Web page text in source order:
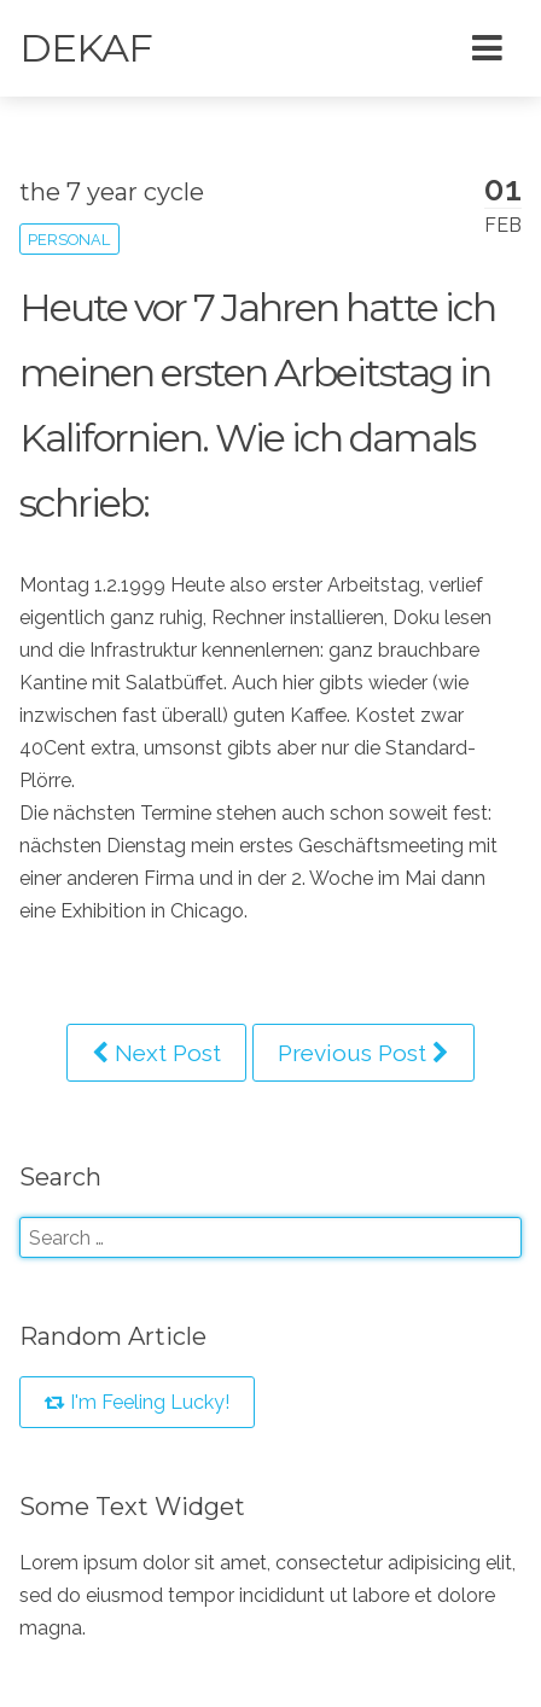
DEKAF
01
FEB
the 7 year cycle
PERSONAL
Heute vor 7 Jahren hatte ich
meinen ersten Arbeitstag in
Kalifornien. Wie ich damals
schrieb:
Montag 1.2.1999 Heute also erster Arbeitstag, verlief
eigentlich ganz ruhig, Rechner installieren, Doku lesen
und die Infrastruktur kennenlernen: ganz brauchbare
Kantine mit Salatbüffet. Auch hier gibts wieder (wie
inzwischen fast überall) guten Kaffee. Kostet zwar
40Cent extra, umsonst gibts aber nur die Standard-
Plörre.
Die nächsten Termine stehen auch schon soweit fest:
nächsten Dienstag mein erstes Geschäftsmeeting mit
einer anderen Firma und in der 2. Woche im Mai dann
eine Exhibition in Chicago.
Next Post Previous Post
Search
Random Article
I'm Feeling Lucky!
Some Text Widget
Lorem ipsum dolor sit amet, consectetur adipisicing elit,
sed do eiusmod tempor incididunt ut labore et dolore
magna.